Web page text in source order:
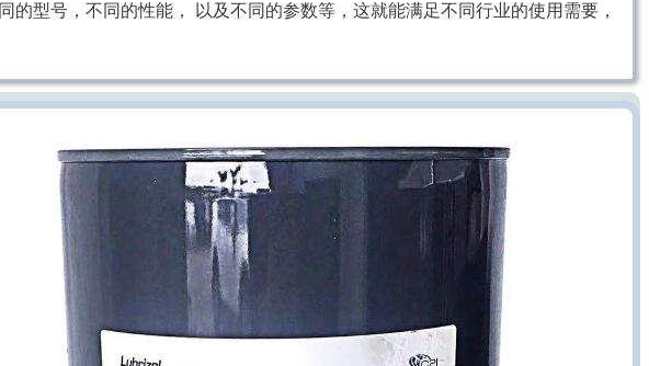
型号，不同的性能， 以及不同的参数等，这就能满足不同行业的使用需要，